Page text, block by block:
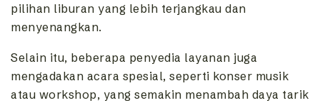
pilihan liburan yang lebih terjangkau dan
menyenangkan.
Selain itu, beberapa penyedia layanan juga
mengadakan acara spesial, seperti konser musik
atau workshop, yang semakin menambah daya tarik